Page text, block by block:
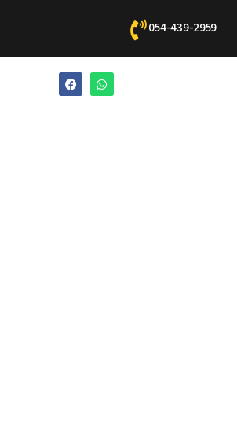
054-439-2959